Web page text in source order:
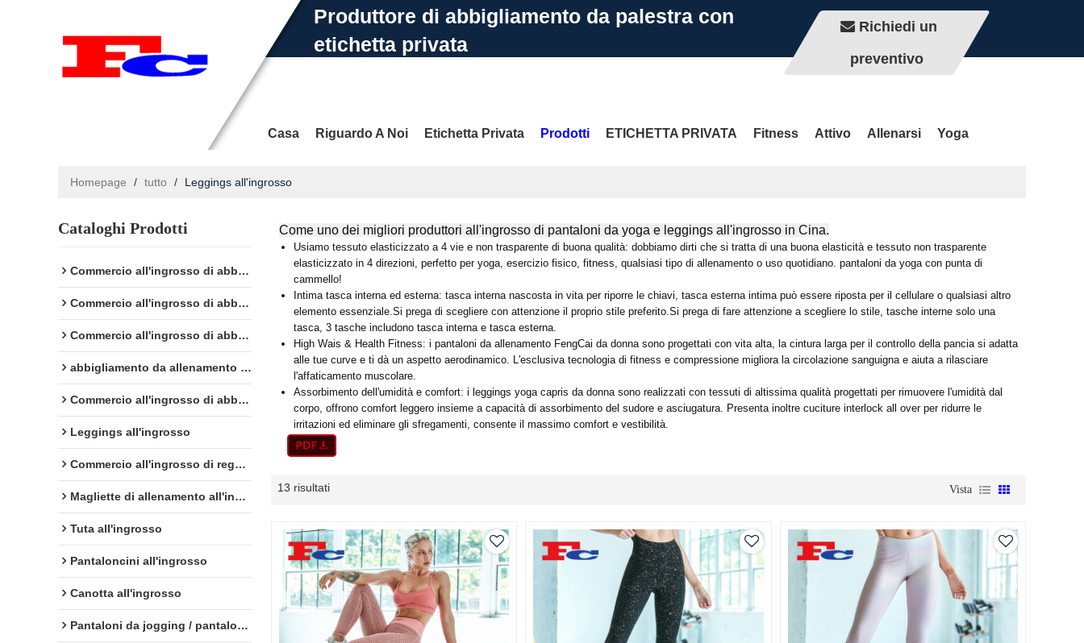
Produttore di abbigliamento da palestra con
etichetta privata
Richiedi un
preventivo
Casa Riguardo A Noi Etichetta Privata Prodotti ETICHETTA PRIVATA Fitness Attivo Allenarsi Yoga
Notizia Contattaci FAQ PIÙ SITI
Homepage / tutto / Leggings all'ingrosso
Cataloghi Prodotti
Commercio all'ingrosso di abbigliamento fitness
Commercio all'ingrosso di abbigliamento sportivo
Commercio all'ingrosso di abbigliamento yoga
abbigliamento da allenamento all'ingrosso
Commercio all'ingrosso di abbigliamento da palestra
Leggings all'ingrosso
Commercio all'ingrosso di reggiseni sportivi
Magliette di allenamento all'ingrosso
Tuta all'ingrosso
Pantaloncini all'ingrosso
Canotta all'ingrosso
Pantaloni da jogging / pantaloni della tuta all'ingrosso
Come uno dei migliori produttori all'ingrosso di pantaloni da yoga e leggings all'ingrosso in Cina.
Usiamo tessuto elasticizzato a 4 vie e non trasparente di buona qualità: dobbiamo dirti che si tratta di una buona elasticità e tessuto non trasparente
elasticizzato in 4 direzioni, perfetto per yoga, esercizio fisico, fitness, qualsiasi tipo di allenamento o uso quotidiano. pantaloni da yoga con punta di
cammello!
Intima tasca interna ed esterna: tasca interna nascosta in vita per riporre le chiavi, tasca esterna intima può essere riposta per il cellulare o qualsiasi altro
elemento essenziale.Si prega di scegliere con attenzione il proprio stile preferito.Si prega di fare attenzione a scegliere lo stile, tasche interne solo una
tasca, 3 tasche includono tasca interna e tasca esterna.
High Wais & Health Fitness: i pantaloni da allenamento FengCai da donna sono progettati con vita alta, la cintura larga per il controllo della pancia si adatta
alle tue curve e ti dà un aspetto aerodinamico. L'esclusiva tecnologia di fitness e compressione migliora la circolazione sanguigna e aiuta a rilasciare
l'affaticamento muscolare.
Assorbimento dell'umidità e comfort: i leggings yoga capris da donna sono realizzati con tessuti di altissima qualità progettati per rimuovere l'umidità dal
corpo, offrono comfort leggero insieme a capacità di assorbimento del sudore e asciugatura. Presenta inoltre cuciture interlock all over per ridurre le
irritazioni ed eliminare gli sfregamenti, consente il massimo comfort e vestibilità.
13 risultati Vista